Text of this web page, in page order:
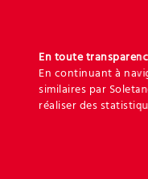
En toute
En continuant à
similaires par
réaliser des